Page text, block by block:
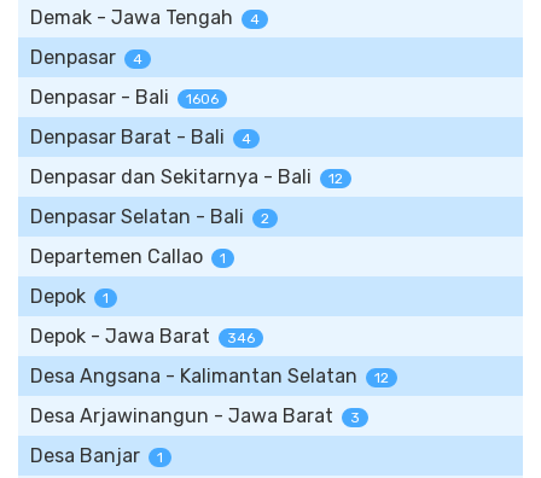
Demak - Jawa Tengah 4
Denpasar 4
Denpasar - Bali 1606
Denpasar Barat - Bali 4
Denpasar dan Sekitarnya - Bali 12
Denpasar Selatan - Bali 2
Departemen Callao 1
Depok 1
Depok - Jawa Barat 346
Desa Angsana - Kalimantan Selatan 12
Desa Arjawinangun - Jawa Barat 3
Desa Banjar 1